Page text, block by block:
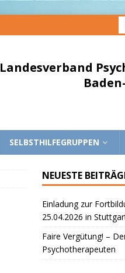
Landesverband
SELBSTHILFEGRUPPEN
NEUESTE
Einladung zur
25.04.2026 in
Faire Vergütung! –
Psychotherapeuten